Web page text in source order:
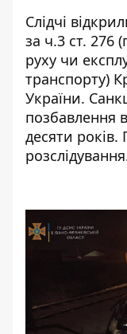
Слідчі
за ч.3 ст. 276
руху чи
транспорту)
України.
позбавлення
десяти